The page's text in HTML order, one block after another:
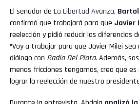
El senador de La Libertad Avanza,
confirmó que trabajará para que Javier
reelección y pidió reducir las diferencias
“Voy a trabajar para que Javier Milei
diálogo con Radio Del Plata. Además,
menos fricciones tengamos, creo que
lograr la reelección de nuestro